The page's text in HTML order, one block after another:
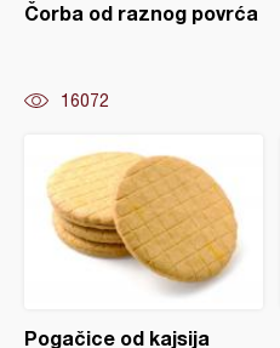
Čorba od raznog povrća
16072
Pogačice od kajsija